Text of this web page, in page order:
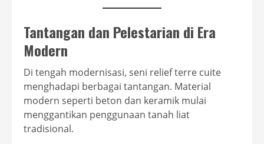
Tantangan dan Pelestarian di Era
Modern
Di tengah modernisasi, seni relief terre cuite
menghadapi berbagai tantangan. Material
modern seperti beton dan keramik mulai
menggantikan penggunaan tanah liat
tradisional.